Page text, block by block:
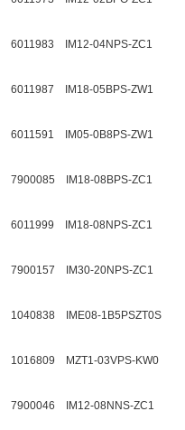
6011983 IM12-04NPS-ZC1
6011987 IM18-05BPS-ZW1
6011591 IM05-0B8PS-ZW1
7900085 IM18-08BPS-ZC1
6011999 IM18-08NPS-ZC1
7900157 IM30-20NPS-ZC1
1040838 IME08-1B5PSZT0S
1016809 MZT1-03VPS-KW0
7900046 IM12-08NNS-ZC1